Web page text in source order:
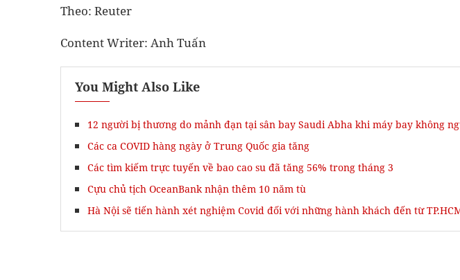
Theo: Reuter
Content Writer: Anh Tuấn
You Might Also Like
12 người bị thương do mảnh đạn tại sân bay Saudi Abha khi máy bay không
Các ca COVID hàng ngày ở Trung Quốc gia tăng
Các tìm kiếm trực tuyến về bao cao su đã tăng 56% trong tháng 3
Cựu chủ tịch OceanBank nhận thêm 10 năm tù
Hà Nội sẽ tiến hành xét nghiệm Covid đối với những hành khách đến từ